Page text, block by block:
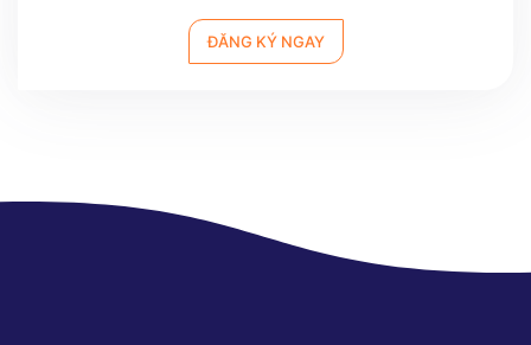
ĐĂNG KÝ NGAY